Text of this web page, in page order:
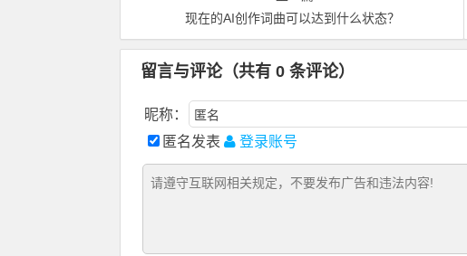
现在的AI创作词曲可以达到什么状态？
留言与评论（共有 0 条评论）
昵称：
匿名发表
登录账号